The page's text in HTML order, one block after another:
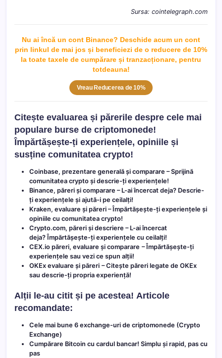
Sursa: cointelegraph.com
Nu ai încă un cont Binance? Deschide acum un cont
prin linkul de mai jos și beneficiezi de o reducere de 10%
la toate taxele de cumpărare și tranzacționare, pentru
totdeauna!
Vreau Reducerea de 10%
Citește evaluarea și părerile despre cele mai
populare burse de criptomonede!
Împărtășește-ți experiențele, opiniile și
susține comunitatea crypto!
Coinbase, prezentare generală și comparare – Sprijină
comunitatea crypto și descrie-ți experiențele!
Binance, păreri și comparare – L-ai încercat deja? Descrie-
ți experiențele și ajută-i pe ceilalți!
Kraken, evaluare și păreri – Împărtășește-ți experiențele și
opiniile cu comunitatea crypto!
Crypto.com, păreri și descriere – L-ai încercat
deja? Împărtășește-ți experiențele cu ceilalți!
CEX.io păreri, evaluare și comparare – Împărtășește-ți
experiențele sau vezi ce spun alții!
OKEx evaluare și păreri – Citește păreri legate de OKEx
sau descrie-ți propria experiență!
Alții le-au citit și pe acestea! Articole
recomandate:
Cele mai bune 6 exchange-uri de criptomonede (Crypto
Exchange)
Cumpărare Bitcoin cu cardul bancar! Simplu și rapid, pas cu
pas